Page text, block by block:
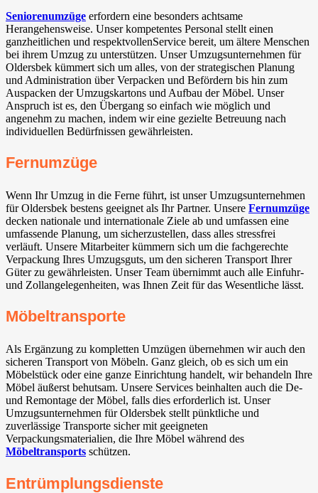
Seniorenumzüge erfordern eine besonders achtsame
Herangehensweise. Unser kompetentes Personal stellt einen
ganzheitlichen und respektvollenService bereit, um ältere Menschen
bei ihrem Umzug zu unterstützen. Unser Umzugsunternehmen für
Oldersbek kümmert sich um alles, von der strategischen Planung
und Administration über Verpacken und Befördern bis hin zum
Auspacken der Umzugskartons und Aufbau der Möbel. Unser
Anspruch ist es, den Übergang so einfach wie möglich und
angenehm zu machen, indem wir eine gezielte Betreuung nach
individuellen Bedürfnissen gewährleisten.
Fernumzüge
Wenn Ihr Umzug in die Ferne führt, ist unser Umzugsunternehmen
für Oldersbek bestens geeignet als Ihr Partner. Unsere Fernumzüge
decken nationale und internationale Ziele ab und umfassen eine
umfassende Planung, um sicherzustellen, dass alles stressfrei
verläuft. Unsere Mitarbeiter kümmern sich um die fachgerechte
Verpackung Ihres Umzugsguts, um den sicheren Transport Ihrer
Güter zu gewährleisten. Unser Team übernimmt auch alle Einfuhr-
und Zollangelegenheiten, was Ihnen Zeit für das Wesentliche lässt.
Möbeltransporte
Als Ergänzung zu kompletten Umzügen übernehmen wir auch den
sicheren Transport von Möbeln. Ganz gleich, ob es sich um ein
Möbelstück oder eine ganze Einrichtung handelt, wir behandeln Ihre
Möbel äußerst behutsam. Unsere Services beinhalten auch die De-
und Remontage der Möbel, falls dies erforderlich ist. Unser
Umzugsunternehmen für Oldersbek stellt pünktliche und
zuverlässige Transporte sicher mit geeigneten
Verpackungsmaterialien, die Ihre Möbel während des
Möbeltransports schützen.
Entrümplungsdienste